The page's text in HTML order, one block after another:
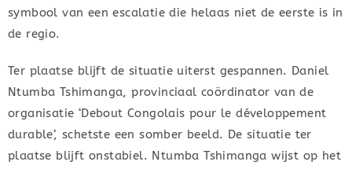
symbool van een escalatie die helaas niet de eerste is in
de regio.
Ter plaatse blijft de situatie uiterst gespannen. Daniel
Ntumba Tshimanga, provinciaal coördinator van de
organisatie ‘Debout Congolais pour le développement
durable’, schetste een somber beeld. De situatie ter
plaatse blijft onstabiel. Ntumba Tshimanga wijst op het